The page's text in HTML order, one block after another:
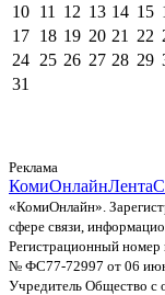
10 11 12 13 14 15
17 18 19 20 21 22
24 25 26 27 28 29
31
Реклама
КомиОнлайнЛента
«КомиОнлайн».
сфере связи,
Регистрационный номер
№ ФС77-72997 от 06
Учредитель Общество с